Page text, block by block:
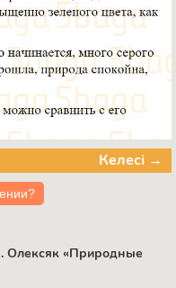
Келесі →
Олексяк «Природные